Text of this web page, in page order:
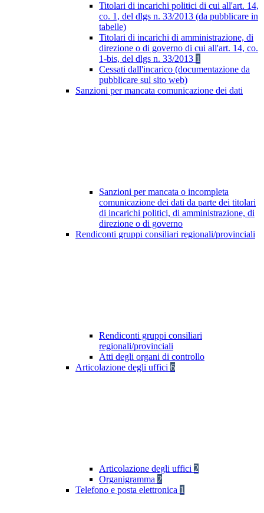
Titolari di incarichi politici di cui all'art. 14,
co. 1, del dlgs n. 33/2013 (da pubblicare in
tabelle)
Titolari di incarichi di amministrazione, di
direzione o di governo di cui all'art. 14, co.
1-bis, del dlgs n. 33/2013 1
Cessati dall'incarico (documentazione da
pubblicare sul sito web)
Sanzioni per mancata comunicazione dei dati
Sanzioni per mancata o incompleta
comunicazione dei dati da parte dei titolari
di incarichi politici, di amministrazione, di
direzione o di governo
Rendiconti gruppi consiliari regionali/provinciali
Rendiconti gruppi consiliari
regionali/provinciali
Atti degli organi di controllo
Articolazione degli uffici 6
Articolazione degli uffici 2
Organigramma 2
Telefono e posta elettronica 1